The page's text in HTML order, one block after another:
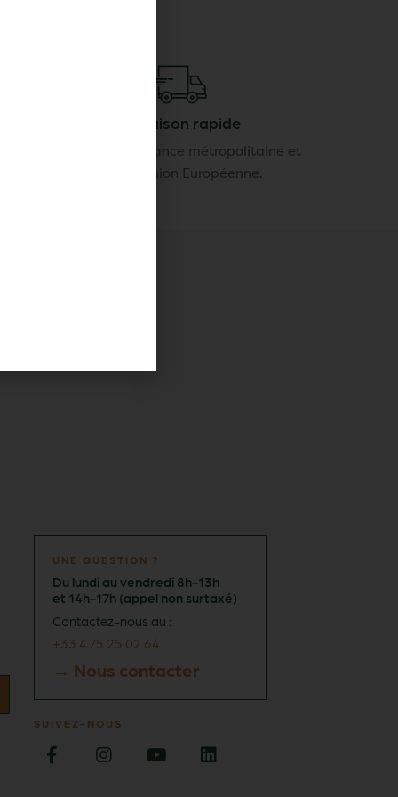
Livraison rapide
Livraison en France métropolitaine et
dans l'Union Européenne.
UNE QUESTION ?
Du lundi au vendredi 8h-13h
et 14h-17h (appel non surtaxé)
Contactez-nous au :
+33 4 75 25 02 64
→ Nous contacter
SUIVEZ-NOUS